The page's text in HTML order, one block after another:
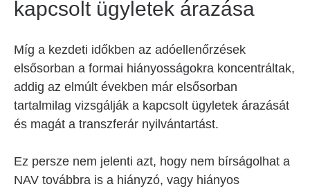
kapcsolt ügyletek árazása
Míg a kezdeti időkben az adóellenőrzések
elsősorban a formai hiányosságokra koncentráltak,
addig az elmúlt években már elsősorban
tartalmilag vizsgálják a kapcsolt ügyletek árazását
és magát a transzferár nyilvántartást.
Ez persze nem jelenti azt, hogy nem bírságolhat a
NAV továbbra is a hiányzó, vagy hiányos